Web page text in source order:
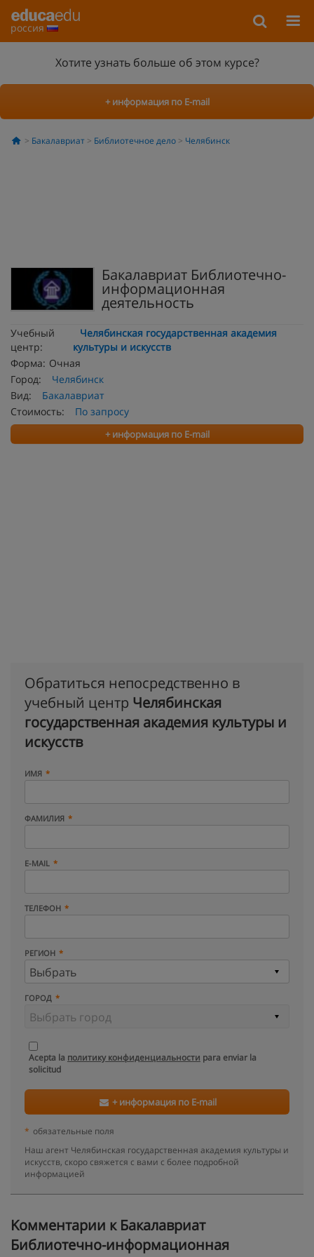
россия
Хотите узнать больше об этом курсе?
+ информация по E-mail
Бакалавриат Библиотечное дело Челябинск
Бакалавриат Библиотечно-
информационная
деятельность
Учебный
центр:
Челябинская государственная академия
культуры и искусств
Форма: Очная
Город:
Челябинск
Вид:
Бакалавриат
Стоимость:
По запросу
+ информация по E-mail
Обратиться непосредственно в
учебный центр Челябинская
государственная академия культуры и
искусств
ИМЯ
ФАМИЛИЯ
E-MAIL
ТЕЛЕФОН
РЕГИОН
ГОРОД
Acepta la политику конфиденциальности para enviar la
solicitud
+ информация по E-mail
* обязательные поля
Наш агент Челябинская государственная академия культуры и
искусств, скоро свяжется с вами с более подробной
информацией
Kомментарии к Бакалавриат
Библиотечно-информационная